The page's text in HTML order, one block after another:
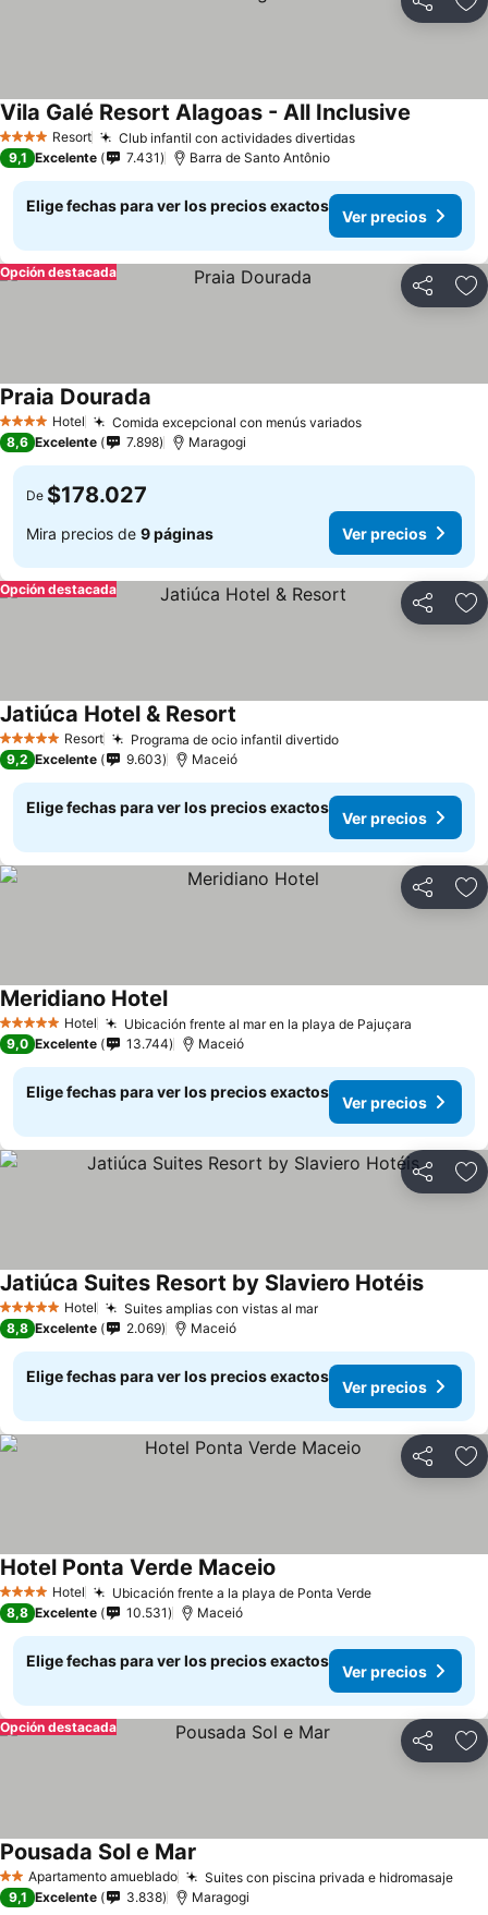
Compartir
4 EstrellasResort Club infantil con actividades divertidasVer precios
Vila Galé Resort Alagoas - All Inclusive
9,1 Excelente 7.431 Barra de Santo Antônio
Elige fechas para ver los precios exactos
Ver precios
Compartir
Opción destacada
4 EstrellasHotel Comida excepcional con menús variadosVer precios
Praia Dourada
8,6 Excelente 7.898 Maragogi
De $178.027
Mira precios de 9 páginas Ver precios
Compartir
Opción destacada
5 Estrellas Resort Programa de ocio infantil divertidoVer precios
Jatiúca Hotel & Resort
9,2 Excelente 9.603 Maceió
Elige fechas para ver los precios exactos
Ver precios
Compartir
5 Estrellas Hotel Ubicación frente al mar en la playa de Pajuçara
Meridiano HotelVer precios
9,0 Excelente 13.744 Maceió
Elige fechas para ver los precios exactos
Ver precios
Compartir
5 Estrellas Hotel Suites amplias con vistas al marVer precios
Jatiúca Suites Resort by Slaviero HotéisVer
8,8 Excelente 2.069 Maceió
Elige fechas para ver los precios exactos
Ver precios
Compartir
4 EstrellasHotel Ubicación frente a la playa de Ponta VerdeVer precios
Hotel Ponta Verde Maceio
8,8 Excelente 10.531 Maceió
Elige fechas para ver los precios exactos
Ver precios
Compartir
Opción destacada
2 EstrellasApartamento amueblado Suites con piscina privada e hidromasajeVer
Pousada Sol e Mar
9,1 Excelente 3.838 Maragogi